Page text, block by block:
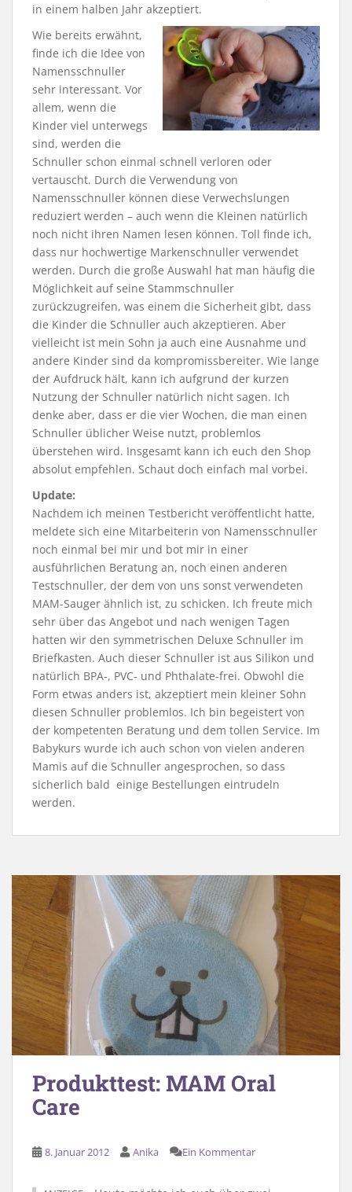
in einem halben Jahr akzeptiert.
Wie bereits erwähnt,
finde ich die Idee von
Namensschnuller
sehr interessant. Vor
allem, wenn die
Kinder viel unterwegs
sind, werden die
Schnuller schon einmal schnell verloren oder
vertauscht. Durch die Verwendung von
Namensschnuller können diese Verwechslungen
reduziert werden – auch wenn die Kleinen natürlich
noch nicht ihren Namen lesen können. Toll finde ich,
dass nur hochwertige Markenschnuller verwendet
werden. Durch die große Auswahl hat man häufig die
Möglichkeit auf seine Stammschnuller
zurückzugreifen, was einem die Sicherheit gibt, dass
die Kinder die Schnuller auch akzeptieren. Aber
vielleicht ist mein Sohn ja auch eine Ausnahme und
andere Kinder sind da kompromissbereiter. Wie lange
der Aufdruck hält, kann ich aufgrund der kurzen
Nutzung der Schnuller natürlich nicht sagen. Ich
denke aber, dass er die vier Wochen, die man einen
Schnuller üblicher Weise nutzt, problemlos
überstehen wird. Insgesamt kann ich euch den Shop
absolut empfehlen. Schaut doch einfach mal vorbei.
Update:
Nachdem ich meinen Testbericht veröffentlicht hatte,
meldete sich eine Mitarbeiterin von Namensschnuller
noch einmal bei mir und bot mir in einer
ausführlichen Beratung an, noch einen anderen
Testschnuller, der dem von uns sonst verwendeten
MAM-Sauger ähnlich ist, zu schicken. Ich freute mich
sehr über das Angebot und nach wenigen Tagen
hatten wir den symmetrischen Deluxe Schnuller im
Briefkasten. Auch dieser Schnuller ist aus Silikon und
natürlich BPA-, PVC- und Phthalate-frei. Obwohl die
Form etwas anders ist, akzeptiert mein kleiner Sohn
diesen Schnuller problemlos. Ich bin begeistert von
der kompetenten Beratung und dem tollen Service. Im
Babykurs wurde ich auch schon von vielen anderen
Mamis auf die Schnuller angesprochen, so dass
sicherlich bald einige Bestellungen eintrudeln
werden.
Produkttest: MAM Oral
Care
8. Januar 2012 Anika Ein Kommentar